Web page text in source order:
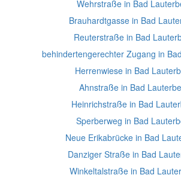
Wehrstraße in Bad
Brauhardtgasse in Bad
Reuterstraße in Bad
behindertengerechter Zugang in
Herrenwiese in Bad
Ahnstraße in Bad
Heinrichstraße in Bad
Sperberweg in Bad
Neue Erikabrücke in Bad
Danziger Straße in Bad
Winkeltalstraße in Bad